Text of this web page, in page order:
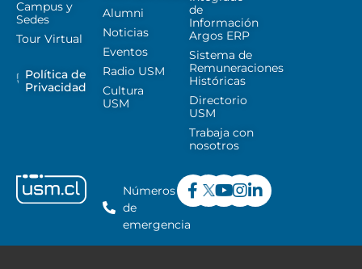
Campus y
Sedes
Tour Virtual
Política de
Privacidad
Alumni
Noticias
Eventos
Radio USM
Cultura
USM
de
Información
Argos ERP
Sistema de
Remuneraciones
Históricas
Directorio
USM
Trabaja con
nosotros
Números
de
emergencia